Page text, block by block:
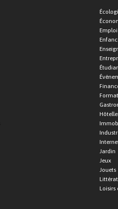
Emploi
Jardin
Jeux
Jouets
Loisirs